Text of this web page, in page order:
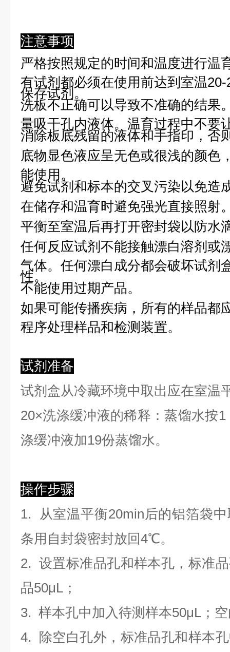
注意事项
严格按照规定的时间和温度进行温
有试剂都必须在使用前达到室温
保存试剂。
洗板不正确可以导致不准确的结果
量吸干孔内液体。温育过程中不要
消除板底残留的液体和手指印，否
底物显色液应呈无色或很浅的颜色
能使用。
避免试剂和标本的交叉污染以免造
在储存和温育时避免强光直接照射
平衡至室温后再打开密封袋以防水
任何反应试剂不能接触漂白溶剂或
气体。任何漂白成分都会破坏试剂
性。
不能使用过期产品。
如果可能传播疾病，所有的样品都
程序处理样品和检测装置。
试剂准备
试剂盒从冷藏环境中取出应在室温
20×洗涤缓冲液的稀释：蒸馏水按
涤缓冲液加19份蒸馏水。
操作步骤
1. 从室温平衡20min后的铝箔袋
条用自封袋密封放回4℃。
2. 设置标准品孔和样本孔，标准
品50μL；
3. 样本孔中加 入待测样本50μL；
4.
除空白孔外，标准品孔和样本